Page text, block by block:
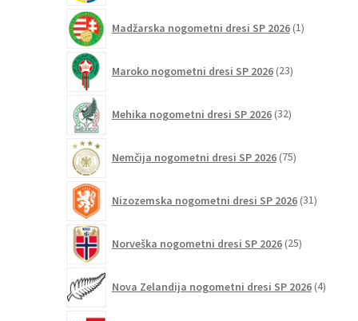
Madžarska nogometni dresi SP 2026 1izdelek
Maroko nogometni dresi SP 2026 23izdelkov
Mehika nogometni dresi SP 2026 32izdelkov
Nemčija nogometni dresi SP 2026 75izdelkov
Nizozemska nogometni dresi SP 2026 31izdelkov
Norveška nogometni dresi SP 2026 25izdelkov
Nova Zelandija nogometni dresi SP 2026 4izdelki